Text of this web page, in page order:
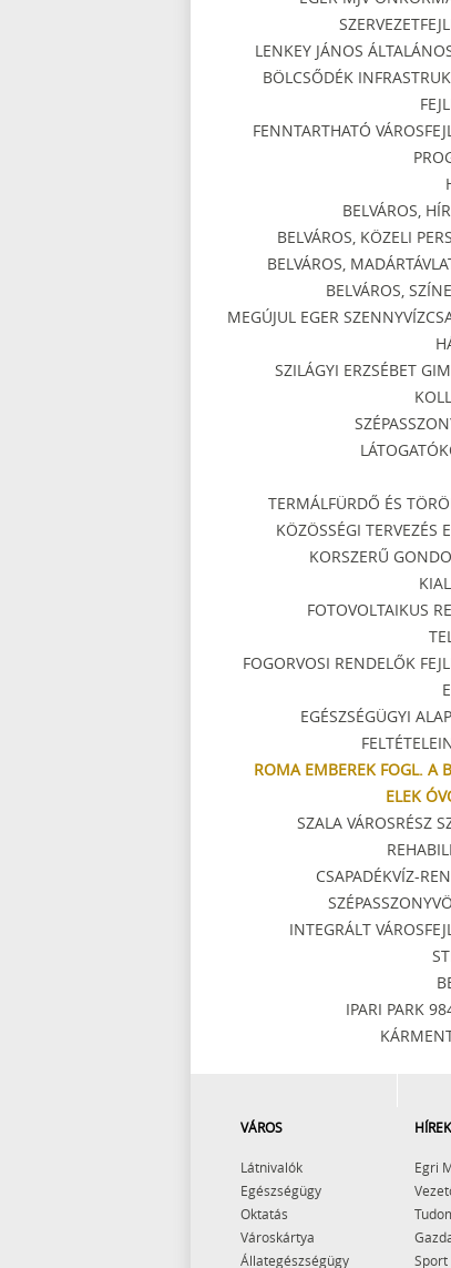
LENKEY JÁNOS
BÖLCSŐDÉK
FENNTARTHATÓ
BELVÁROS,
BELVÁROS, KÖZELI
BELVÁROS,
BELVÁROS,
MEGÚJUL EGER
SZILÁGYI ERZSÉBET
TERMÁLFÜRDŐ ÉS
KÖZÖSSÉGI TERVEZÉS
KORSZERŰ
FOTOVOLTAIKUS
FOGORVOSI RENDELŐK
EGÉSZSÉGÜGYI
ROMA EMBEREK FOGL. A
ELEK
SZALA VÁROSRÉSZ
CSAPADÉKVÍZ-
INTEGRÁLT
IPARI PARK
VÁROS
Látnivalók
Egészségügy
Oktatás
Városkártya
Állategészségügy
HÍREK
Egri
Sport